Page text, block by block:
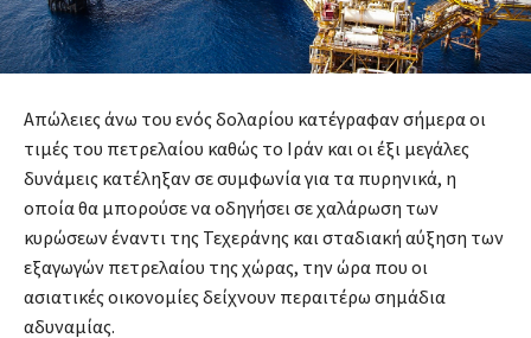
Απώλειες άνω του ενός δολαρίου κατέγραφαν σήμερα οι
τιμές του πετρελαίου καθώς το Ιράν και οι έξι μεγάλες
δυνάμεις κατέληξαν σε συμφωνία για τα πυρηνικά, η
οποία θα μπορούσε να οδηγήσει σε χαλάρωση των
κυρώσεων έναντι της Τεχεράνης και σταδιακή αύξηση των
εξαγωγών πετρελαίου της χώρας, την ώρα που οι
ασιατικές οικονομίες δείχνουν περαιτέρω σημάδια
αδυναμίας.